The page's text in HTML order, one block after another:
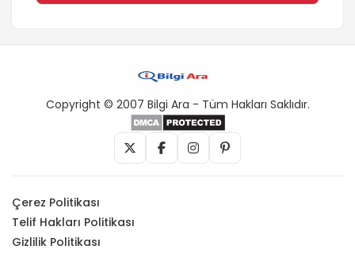
Copyright © 2007 Bilgi Ara - Tüm Hakları Saklıdır.
Çerez Politikası
Telif Hakları Politikası
Gizlilik Politikası